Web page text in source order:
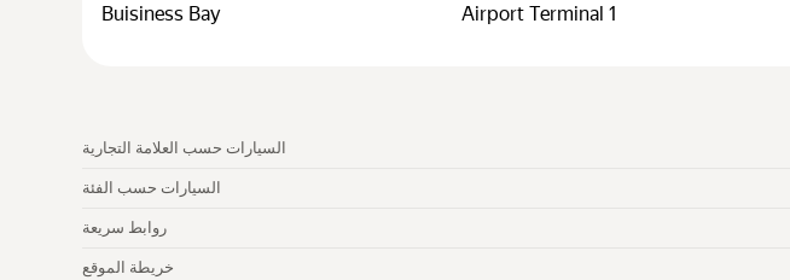
Buisiness Bay Airport Terminal 1
السيارات حسب العلامة التجارية
السيارات حسب الفئة
روابط سريعة
خريطة الموقع